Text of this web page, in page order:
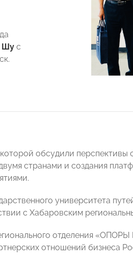
Шу с
обсудили перспективы
странами и создания
университета
с Хабаровским
отделения
отношений бизнеса